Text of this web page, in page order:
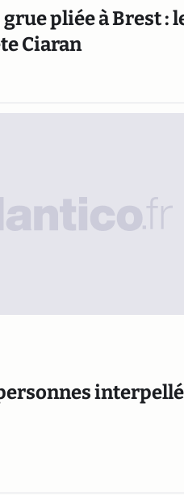
pliée à Brest :
Ciaran